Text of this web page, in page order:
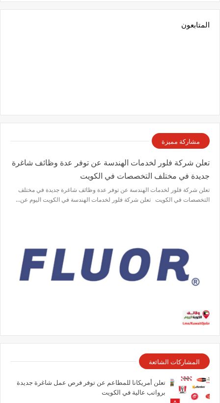
المتابعون
مشاركة مميزة
تعلن شركة فلور لخدمات الهندسة عن توفر عدة وظائف شاغرة
جديدة في مختلف التخصصات في الكويت
تعلن شركة فلور لخدمات الهندسة عن توفر عدة وظائف شاغرة جديدة في مختلف
التخصصات في الكويت تعلن شركة فلور لخدمات الهندسة في الكويت اليوم عن…
المشاركات الشائعة
تعلن أمريكانا للمطاعم عن توفر فرص عمل شاغرة جديدة
برواتب عالية في الكويت